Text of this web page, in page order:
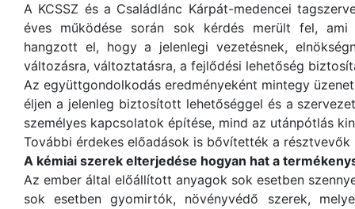
A KCSSZ és a Családlánc Kárpát-medencei
éves működése során sok kérdés merült fel,
hangzott el, hogy a jelenlegi vezetésnek,
változásra, változtatásra, a fejlődési lehetőség
Az együttgondolkodás eredményeként mintegy
éljen a jelenleg biztosított lehetőséggel és a
személyes kapcsolatok építése, mind az utánpótlás
További érdekes előadások is bővítették a
A kémiai szerek elterjedése hogyan hat a
Az ember által előállított anyagok sok esetben
sok esetben gyomirtók, növényvédő szerek,